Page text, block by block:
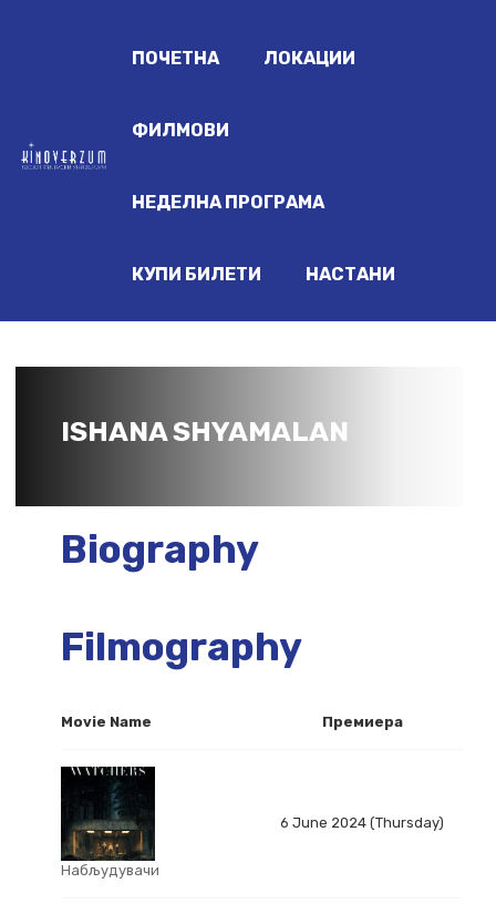
ПОЧЕТНА ЛОКАЦИИ
ФИЛМОВИ
НЕДЕЛНА ПРОГРАМА
КУПИ БИЛЕТИ НАСТАНИ
ISHANA SHYAMALAN
Biography
Filmography
Movie Name Премиера
Набљудувачи
6 June 2024 (Thursday)